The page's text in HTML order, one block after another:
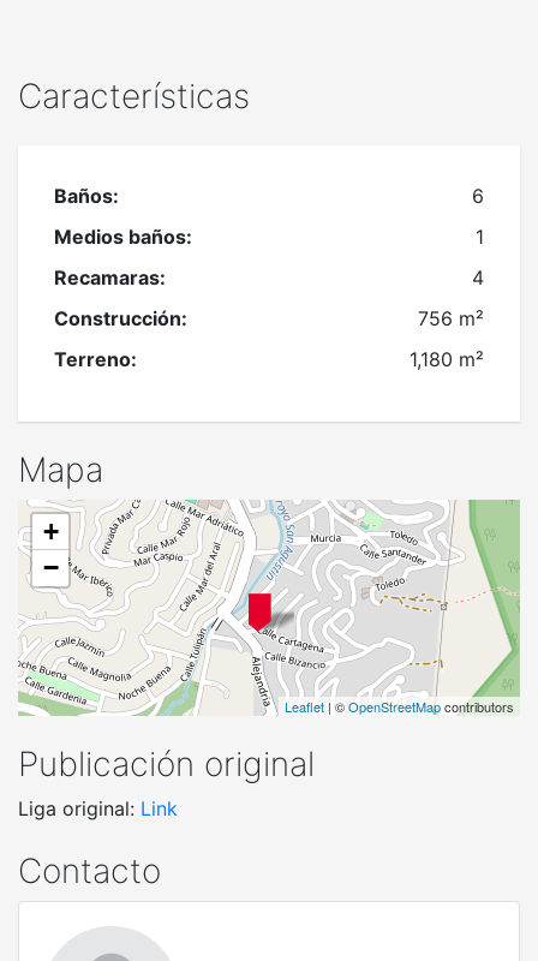
Características
Baños:
6
Medios baños:
1
Recamaras:
4
Construcción:
756 m²
Terreno:
1,180 m²
Mapa
+
−
Leaflet | ©OpenStreetMapcontributors
Publicación original
Liga original: Link
Contacto